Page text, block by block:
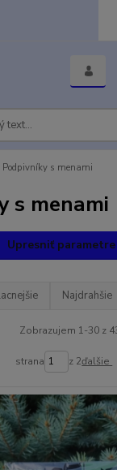
Podpivníky s menami
s menami
Upresniť parametre
Najdrahšie
Zobrazujem 1-30 z
strana z 2ďalšie